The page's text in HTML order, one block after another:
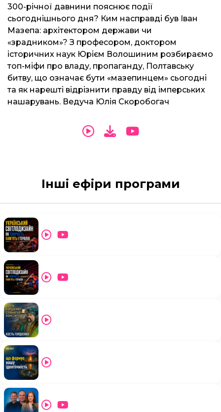
300-річної давнини пояснює події
сьогоднішнього дня? Ким насправді був Іван
Мазепа: архітектором держави чи
«зрадником»? З професором, доктором
історичних наук Юрієм Волошиним розбираємо
топ-міфи про владу, пропаганду, Полтавську
битву, що означає бути «мазепинцем» сьогодні
та як нарешті відрізнити правду від імперських
нашарувань. Ведуча Юлія Скоробогач
Інші ефіри програми